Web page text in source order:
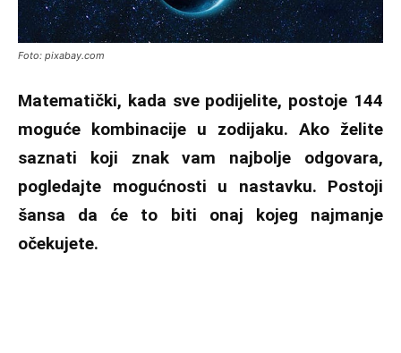
Foto: pixabay.com
Matematički, kada sve podijelite, postoje 144
moguće kombinacije u zodijaku. Ako želite
saznati koji znak vam najbolje odgovara,
pogledajte mogućnosti u nastavku. Postoji
šansa da će to biti onaj kojeg najmanje
očekujete.